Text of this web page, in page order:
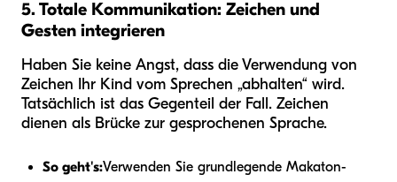
5. Totale Kommunikation: Zeichen und
Gesten integrieren
Haben Sie keine Angst, dass die Verwendung von
Zeichen Ihr Kind vom Sprechen „abhalten“ wird.
Tatsächlich ist das Gegenteil der Fall. Zeichen
dienen als Brücke zur gesprochenen Sprache.
So geht's:Verwenden Sie grundlegende Makaton-